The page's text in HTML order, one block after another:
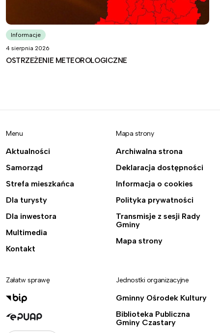
Informacje
4 sierpnia 2026
OSTRZEŻENIE METEOROLOGICZNE
Menu
Aktualności
Samorząd
Strefa mieszkańca
Dla turysty
Dla inwestora
Multimedia
Kontakt
Mapa strony
Archiwalna strona
Deklaracja dostępności
Informacja o cookies
Polityka prywatności
Transmisje z sesji Rady
Gminy
Mapa strony
Załatw sprawę Jednostki organizacyjne
Gminny Ośrodek Kultury
Biblioteka Publiczna
Gminy Czastary